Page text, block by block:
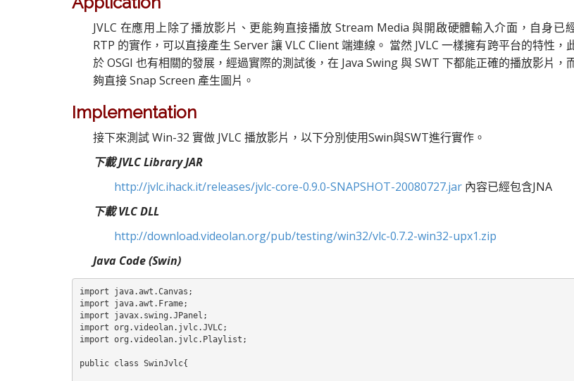
JVLC 在應用上除了播放影片、更能夠直接播放 Stream Media 與開啟硬體輸入介面，自身已
RTP 的實作，可以直接產生 Server 讓 VLC Client 端連線。 當然 JVLC 一樣擁有跨平台的特性，
於 OSGI 也有相關的發展，經過實際的測試後，在 Java Swing 與 SWT 下都能正確的播放影片，
夠直接 Snap Screen 產生圖片。
Implementation
接下來測試 Win-32 實做 JVLC 播放影片，以下分別使用Swin與SWT進行實作。
下載 JVLC Library JAR
http://jvlc.ihack.it/releases/jvlc-core-0.9.0-SNAPSHOT-20080727.jar 內容已經包含JNA
下載 VLC DLL
http://download.videolan.org/pub/testing/win32/vlc-0.7.2-win32-upx1.zip
Java Code (Swin)
import java.awt.Canvas;
import java.awt.Frame;
import javax.swing.JPanel;
import org.videolan.jvlc.JVLC;
import org.videolan.jvlc.Playlist;
public class SwinJvlc{